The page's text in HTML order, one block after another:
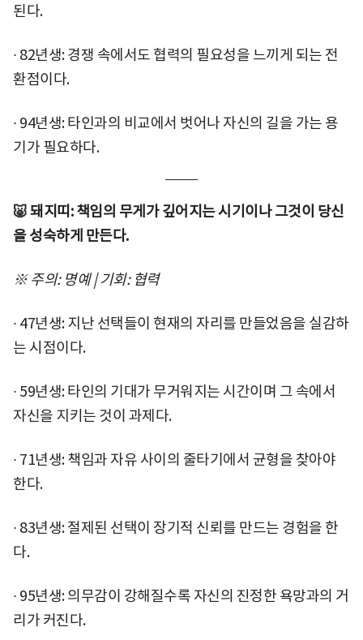
된다.
∙ 82년생: 경쟁 속에서도 협력의 필요성을 느끼게 되는 전
환점이다.
∙ 94년생: 타인과의 비교에서 벗어나 자신의 길을 가는 용
기가 필요하다.
🐷 돼지띠: 책임의 무게가 깊어지는 시기이나 그것이 당신
을 성숙하게 만든다.
※ 주의: 명예 | 기회: 협력
∙ 47년생: 지난 선택들이 현재의 자리를 만들었음을 실감하
는 시점이다.
∙ 59년생: 타인의 기대가 무거워지는 시간이며 그 속에서
자신을 지키는 것이 과제다.
∙ 71년생: 책임과 자유 사이의 줄타기에서 균형을 찾아야
한다.
∙ 83년생: 절제된 선택이 장기적 신뢰를 만드는 경험을 한
다.
∙ 95년생: 의무감이 강해질수록 자신의 진정한 욕망과의 거
리가 커진다.